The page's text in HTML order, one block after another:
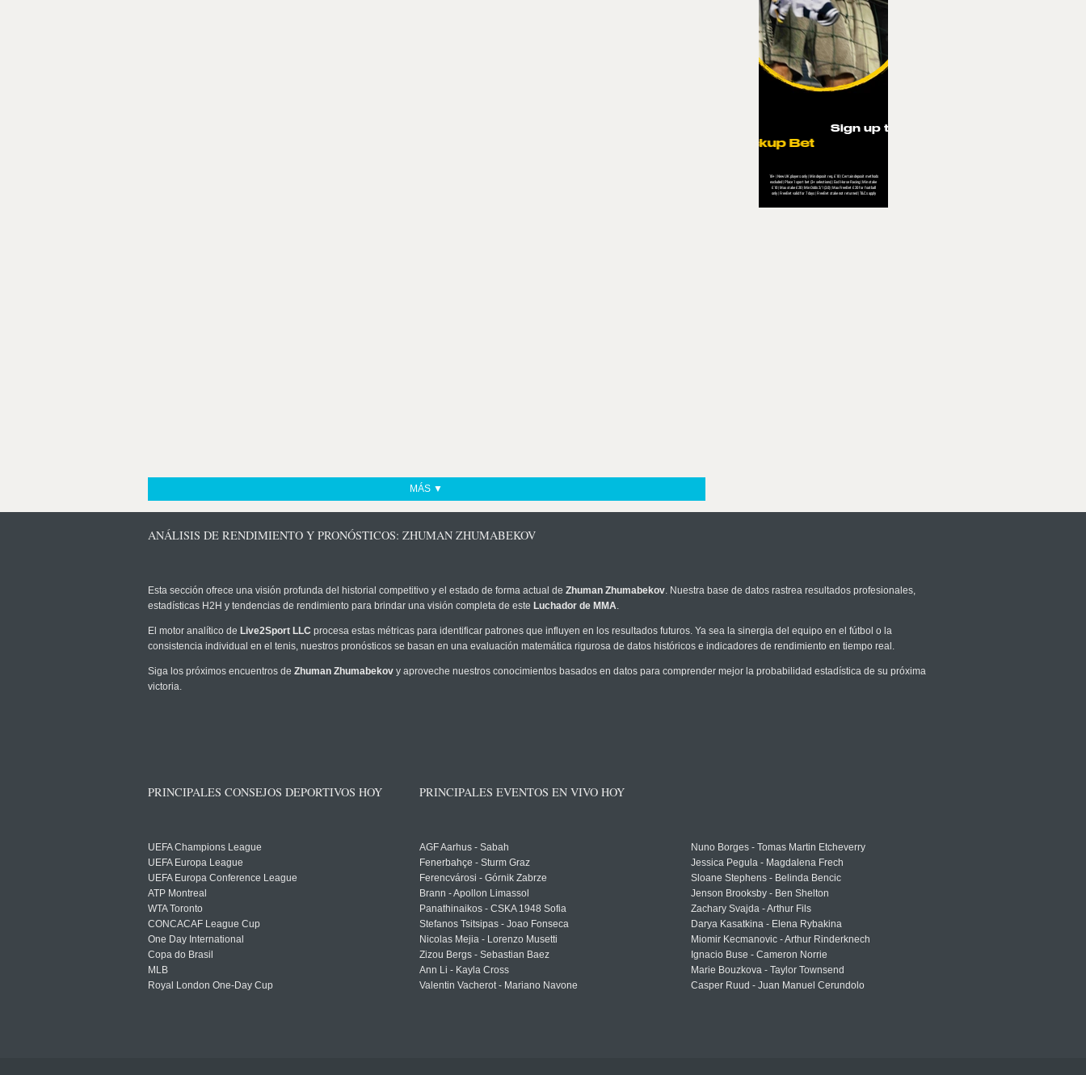
MÁS ▼
ANÁLISIS DE RENDIMIENTO Y PRONÓSTICOS: ZHUMAN ZHUMABEKOV
Esta sección ofrece una visión profunda del historial competitivo y el estado de forma actual de Zhuman Zhumabekov. Nuestra base de datos rastrea resultados profesionales,
estadísticas H2H y tendencias de rendimiento para brindar una visión completa de este Luchador de MMA.
El motor analítico de Live2Sport LLC procesa estas métricas para identificar patrones que influyen en los resultados futuros. Ya sea la sinergia del equipo en el fútbol o la
consistencia individual en el tenis, nuestros pronósticos se basan en una evaluación matemática rigurosa de datos históricos e indicadores de rendimiento en tiempo real.
Siga los próximos encuentros de Zhuman Zhumabekov y aproveche nuestros conocimientos basados en datos para comprender mejor la probabilidad estadística de su próxima
victoria.
PRINCIPALES CONSEJOS DEPORTIVOS HOY
UEFA Champions League
UEFA Europa League
UEFA Europa Conference League
ATP Montreal
WTA Toronto
CONCACAF League Cup
One Day International
Copa do Brasil
MLB
Royal London One-Day Cup
PRINCIPALES EVENTOS EN VIVO HOY
AGF Aarhus - Sabah
Fenerbahçe - Sturm Graz
Ferencvárosi - Górnik Zabrze
Brann - Apollon Limassol
Panathinaikos - CSKA 1948 Sofia
Stefanos Tsitsipas - Joao Fonseca
Nicolas Mejia - Lorenzo Musetti
Zizou Bergs - Sebastian Baez
Ann Li - Kayla Cross
Valentin Vacherot - Mariano Navone
Nuno Borges - Tomas Martin Etcheverry
Jessica Pegula - Magdalena Frech
Sloane Stephens - Belinda Bencic
Jenson Brooksby - Ben Shelton
Zachary Svajda - Arthur Fils
Darya Kasatkina - Elena Rybakina
Miomir Kecmanovic - Arthur Rinderknech
Ignacio Buse - Cameron Norrie
Marie Bouzkova - Taylor Townsend
Casper Ruud - Juan Manuel Cerundolo